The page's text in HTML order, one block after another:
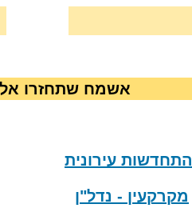
אשמח שתחזרו
התחדשות עירונית
מקרקעין - נדל"ן